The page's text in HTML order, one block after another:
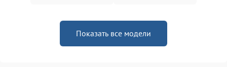
Показать все модели